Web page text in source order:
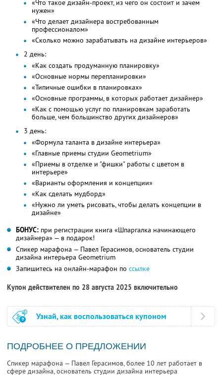
«Что такое дизайн-проект, из чего он состоит и зачем
нужен»
«Что делает дизайнера востребованным
профессионалом»
«Сколько можно зарабатывать на дизайне интерьеров»
2 день:
«Как создать продуманную планировку»
«Основные нормы перепланировки»
«Типичные ошибки в планировках»
«Основные программы, в которых работает дизайнер»
«Как с помощью услуг по планировкам заработать
больше, чем большинство других дизайнеров»
3 день:
«Формула таланта в дизайне интерьера»
«Главные приемы студии Geometrium»
«Приемы в отделке и "фишки" работы с цветом в
интерьере»
«Варианты оформления и концепции»
«Как сделать мудборд»
«Нужно ли уметь рисовать, чтобы делать концепции в
дизайне»
БОНУС: при регистрации книга «Шпаргалка начинающего
дизайнера» — в подарок!
Спикер марафона — Павел Герасимов, основатель студии
дизайна интерьера Geometrium
Запишитесь на онлайн-марафон по ссылке
Купон действителен по 28 августа 2025 включительно
Узнай, как воспользоваться купоном
ПОДРОБНЕЕ О ПРЕДЛОЖЕНИИ
Спикер марафона — Павел Герасимов, более 10 лет работает в
сфере дизайна, основатель студии дизайна интерьера